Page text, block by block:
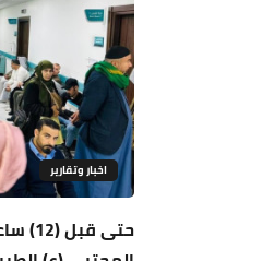
اخبار وتقارير
حتى